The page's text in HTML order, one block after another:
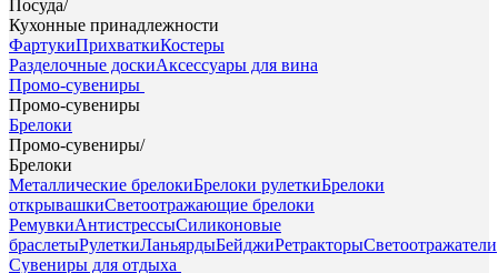
Посуда/
Кухонные принадлежности
ФартукиПрихваткиКостеры
Разделочные доскиАксессуары для вина
Промо-сувениры
Промо-сувениры
Брелоки
Промо-сувениры/
Брелоки
Металлические брелокиБрелоки рулеткиБрелоки
открывашкиСветоотражающие брелоки
РемувкиАнтистрессыСиликоновые
браслетыРулеткиЛаньярдыБейджиРетракторыСветоотражатели
Сувениры для отдыха